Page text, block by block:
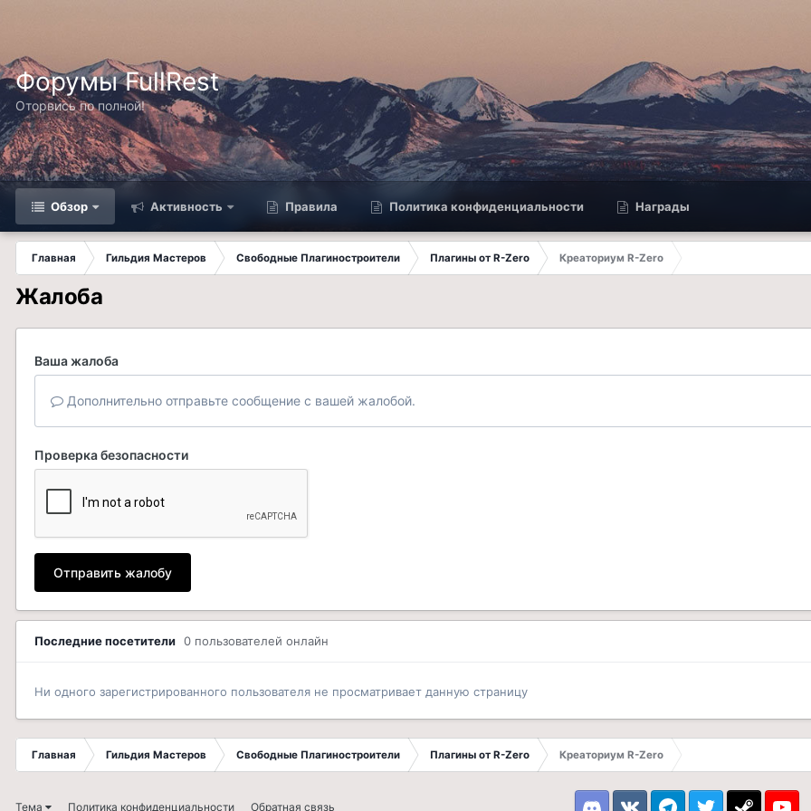
Форумы FullRest
Оторвись по полной!
Обзор Активность Правила Политика конфиденциальности Награды
Главная Гильдия Мастеров Свободные Плагиностроители Плагины от R-Zero
Креаториум R-Zero
Жалоба
Ваша жалоба
Дополнительно отправьте сообщение с вашей жалобой.
Проверка безопасности
Отправить жалобу
Последние посетители 0 пользователей онлайн
Ни одного зарегистрированного пользователя не просматривает данную страницу
Главная Гильдия Мастеров Свободные Плагиностроители Плагины от R-Zero Креаториум R-Zero
Тема Политика конфиденциальности Обратная связь